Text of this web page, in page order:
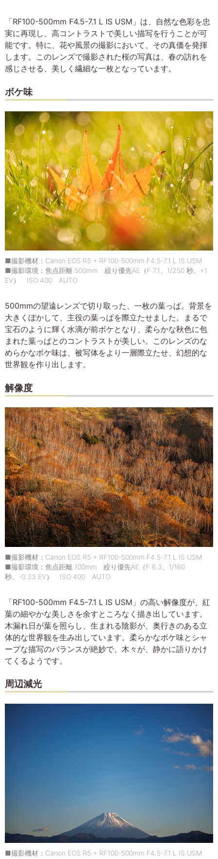
「RF100-500mm F4.5-7.1 L IS USM」は、自然な色彩を忠
実に再現し、高コントラストで美しい描写を行うことが可
能です。特に、花や風景の撮影において、その真価を発揮
します。このレンズで撮影された桜の写真は、春の訪れを
感じさせる、美しく繊細な一枚となっています。
ボケ味
■撮影機材：Canon EOS R5 + RF100-500mm F4.5-7.1 L IS USM
■撮影環境：焦点距離 500mm 絞り優先AE（F 7.1、1/250 秒、+1
EV） ISO 400 AUTO
500mmの望遠レンズで切り取った、一枚の葉っぱ。背景を
大きくぼかして、主役の葉っぱを際立たせました。まるで
宝石のように輝く水滴が前ボケとなり、柔らかな秋色に包
まれた葉っぱとのコントラストが美しい。このレンズのな
めらかなボケ味は、被写体をより一層際立たせ、幻想的な
世界観を作り出します。
解像度
■撮影機材：Canon EOS R5 + RF100-500mm F4.5-7.1 L IS USM
■撮影環境：焦点距離 100mm 絞り優先AE（F 6.3、1/160
秒、-0.33 EV） ISO 400 AUTO
「RF100-500mm F4.5-7.1 L IS USM」の高い解像度が、紅
葉の細やかな美しさを余すところなく描き出しています。
木漏れ日が葉を照らし、生まれる陰影が、奥行きのある立
体的な世界観を生み出しています。柔らかなボケ味とシャ
ープな描写のバランスが絶妙で、木々が、静かに語りかけ
てくるようです。
周辺減光
■撮影機材：Canon EOS R5 + RF100-500mm F4.5-7.1 L IS USM